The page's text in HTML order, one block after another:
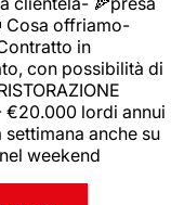
Cosa offriamo-
in
con possibilità di
€20.000 lordi annui
anche su
weekend